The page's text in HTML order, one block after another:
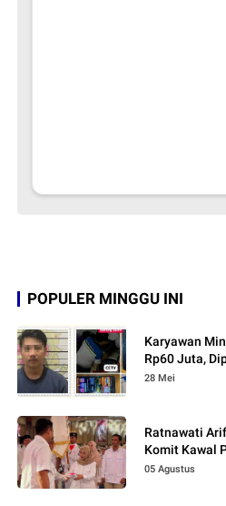
POPULER MINGGU INI
Karyawan
Rp60 Juta,
28 Mei
Ratnawati
Komit Kawal
05 Agustus